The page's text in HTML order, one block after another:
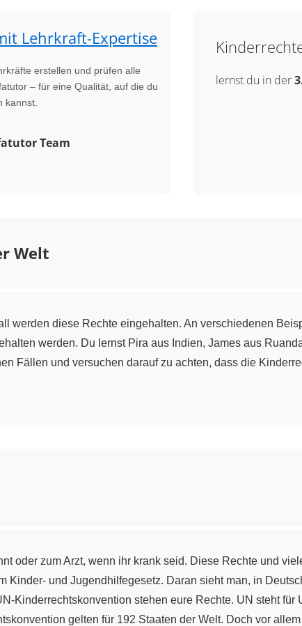
Lehrkraft-Expertise
erstellen und prüfen alle
– für eine Qualität, auf die du
kannst.
Team
lernst du in der
Welt
werden diese Rechte eingehalten. An verschiedenen
werden. Du lernst Pira aus Indien, James aus
Fällen und versuchen darauf zu achten, dass die
oder zum Arzt, wenn ihr krank seid. Diese Rechte und
Kinder- und Jugendhilfegesetz. Daran sieht man, in
Kinderrechtskonvention stehen eure Rechte. UN steht für
gelten für 192 Staaten der Welt. Doch vor